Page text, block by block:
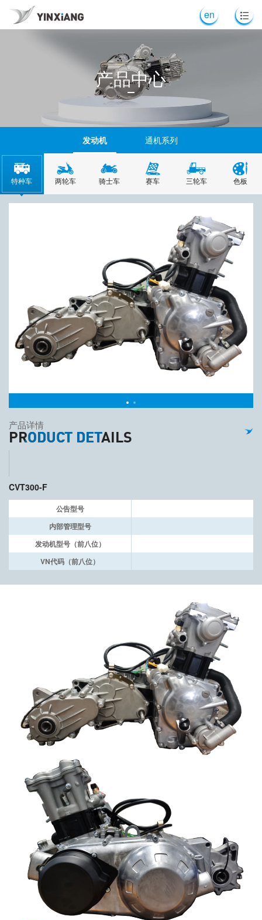
en
产品中心
发动机 通机系列
特种车 两轮车 骑士车 赛车 三轮车 色板
产品详情
PRODUCT DETAILS
CVT300-F
公告型号
内部管理型号
发动机型号（前八位）
VN代码（前八位）